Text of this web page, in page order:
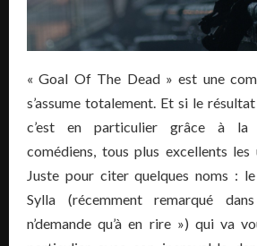
« Goal Of The Dead » est une
s’assume totalement. Et si le
c’est en particulier grâce à la
comédiens, tous plus excellents les
Juste pour citer quelques noms :
Sylla (récemment remarqué
n’demande qu’à en rire ») qui va